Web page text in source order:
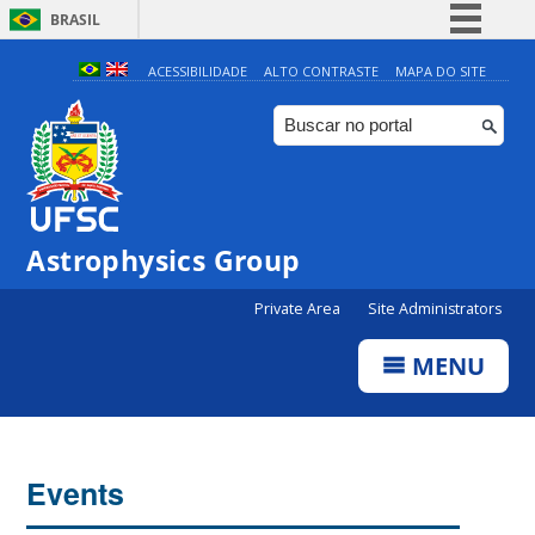
BRASIL
Simplifique!
Comunica BR
Participe
ACESSIBILIDADE ALTO CONTRASTE MAPA DO SITE
Astrophysics Group
Private Area Site Administrators
MENU
Events
4:00